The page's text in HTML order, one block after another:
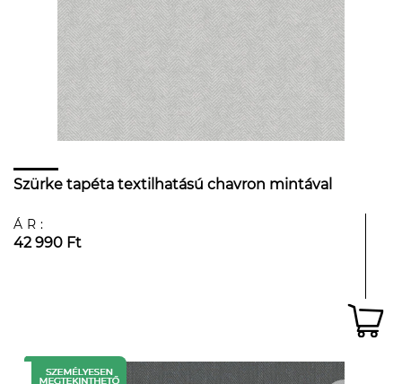
Szürke tapéta textilhatású chavron mintával
ÁR:
42 990 Ft